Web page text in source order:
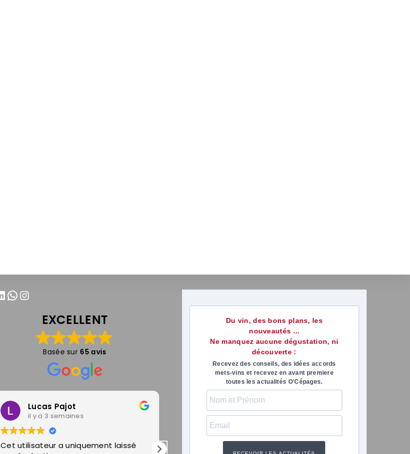
EXCELLENT
Basée sur 65 avis
Lucas Pajot
il y a 3 semaines
Cet utilisateur a uniquement laissé
marie-anne paris
il y a 1 mois
Un excellent moment passé avec
Du vin, des bons plans, les
nouveautés ...
Ne manquez aucune dégustation, ni
découverte :
Recevez des conseils, des idées accords
mets-vins et recevez en avant premiere
toutes les actualités O'Cépages.